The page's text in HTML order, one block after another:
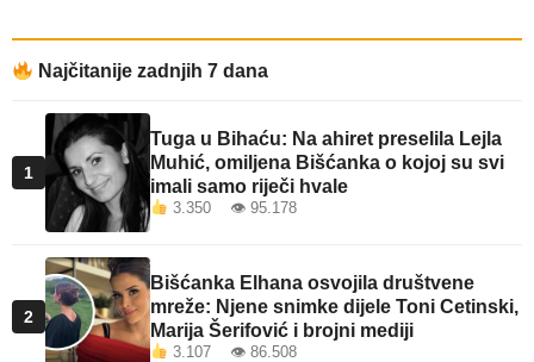
Najčitanije zadnjih 7 dana
1
Tuga u Bihaću: Na ahiret preselila Lejla
Muhić, omiljena Bišćanka o kojoj su svi
imali samo riječi hvale
3.350 👁 95.178
2
Bišćanka Elhana osvojila društvene
mreže: Njene snimke dijele Toni Cetinski,
Marija Šerifović i brojni mediji
3.107 👁 86.508